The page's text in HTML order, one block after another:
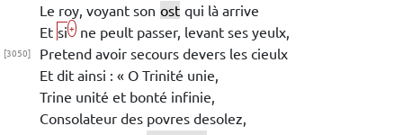
Le roy, voyant son ost qui là arrive
Et si + ne peult passer, levant ses yeulx,
[3050]
Pretend avoir secours devers les cieulx
Et dit ainsi : « O Trinité unie,
Trine unité et bonté infinie,
Consolateur des povres desolez,